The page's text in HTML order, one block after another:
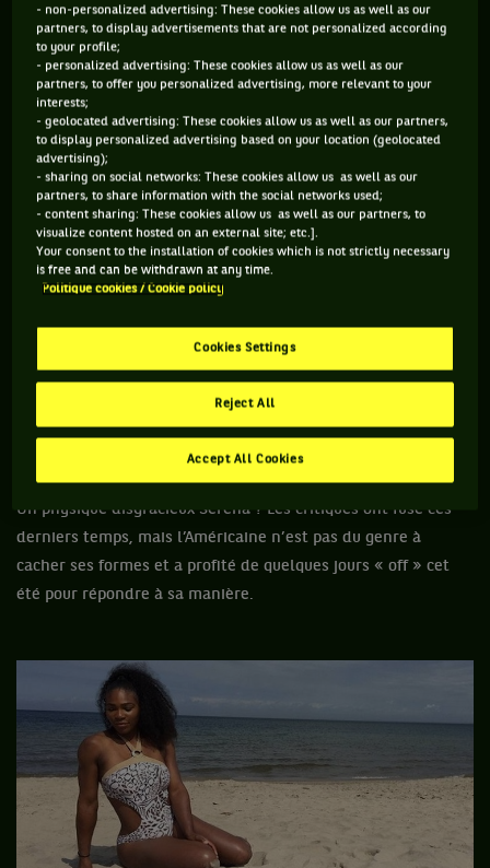
Deux infos par ailleurs. La première : la fédération suisse a
confirmé que Roger Federer comme Stan Wawrinka feront
leur retour en Coupe Davis par BNP Paribas du 18 au 20
septembre, en barrage, face aux Pays-Bas. La seconde : Roger
Federer a été désigné athlète le plus « marketable » de la
planète sport, devant les golfeurs Tiger Woods et Phil
e e
2- Serena Williams (+1).
Un physique disgracieux Serena ? Les critiques ont fusé ces
derniers temps, mais l’Américaine n’est pas du genre à
cacher ses formes et a profité de quelques jours « off » cet
été pour répondre à sa manière.
- non-personalized advertising: These cookies allow us as well as our
partners, to display advertisements that are not personalized according
to your profile;
- personalized advertising: These cookies allow us as well as our
partners, to offer you personalized advertising, more relevant to your
interests;
- geolocated advertising: These cookies allow us as well as our partners,
to display personalized advertising based on your location (geolocated
advertising);
- sharing on social networks: These cookies allow us as well as our
partners, to share information with the social networks used;
- content sharing: These cookies allow us as well as our partners, to
visualize content hosted on an external site; etc.].
Your consent to the installation of cookies which is not strictly necessary
is free and can be withdrawn at any time.
Politique cookies / Cookie policy
Cookies Settings
Reject All
Accept All Cookies